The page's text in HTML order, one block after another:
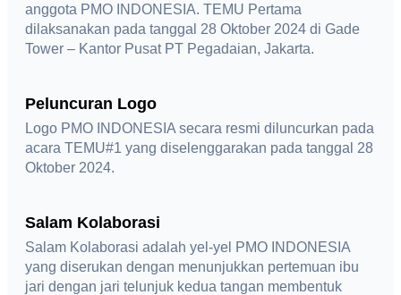
anggota PMO INDONESIA. TEMU Pertama
dilaksanakan pada tanggal 28 Oktober 2024 di Gade
Tower – Kantor Pusat PT Pegadaian, Jakarta.
Peluncuran Logo
Logo PMO INDONESIA secara resmi diluncurkan pada
acara TEMU#1 yang diselenggarakan pada tanggal 28
Oktober 2024.
Salam Kolaborasi
Salam Kolaborasi adalah yel-yel PMO INDONESIA
yang diserukan dengan menunjukkan pertemuan ibu
jari dengan jari telunjuk kedua tangan membentuk